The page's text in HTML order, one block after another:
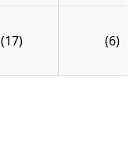
(17) (6)